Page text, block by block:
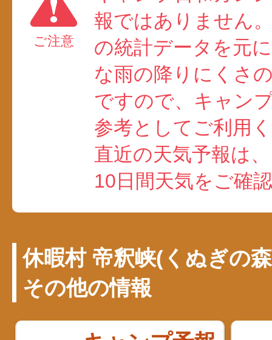
ご注意
報ではありません
の統計データを元
な雨の降りにくさ
ですので、キャン
参考としてご利用
直近の天気予報は
10日間天気をご確
休暇村 帝釈峡(くぬぎの
その他の情報